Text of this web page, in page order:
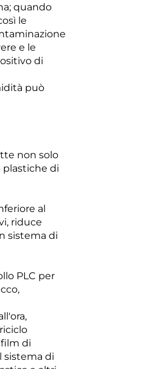
quando
le
e le
di
può
non solo
plastiche di
al
riduce
sistema di
PLC per
di
sistema di